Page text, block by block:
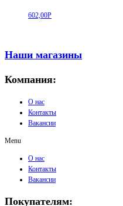
602,00Р
Наши магазины
Компания:
О нас
Контакты
Вакансии
Menu
О нас
Контакты
Вакансии
Покупателям: